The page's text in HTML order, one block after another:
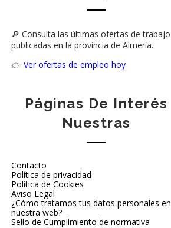
🔎 Consulta las últimas ofertas de trabajo
publicadas en la provincia de Almería.
👉 Ver ofertas de empleo hoy
Páginas De Interés
Nuestras
Contacto
Política de privacidad
Política de Cookies
Aviso Legal
¿Cómo tratamos tus datos personales en
nuestra web?
Sello de Cumplimiento de normativa